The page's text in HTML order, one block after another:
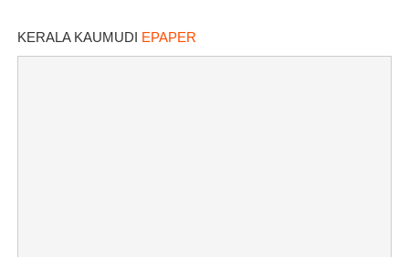
KERALA KAUMUDI EPAPER